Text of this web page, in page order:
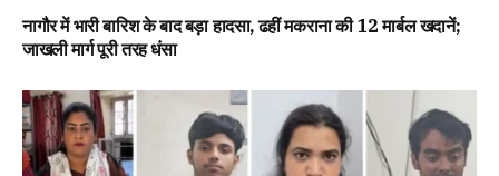
नागौर में भारी बारिश के बाद बड़ा हादसा, ढहीं मकराना की 12 मार्बल खदानें;
जाखली मार्ग पूरी तरह धंसा